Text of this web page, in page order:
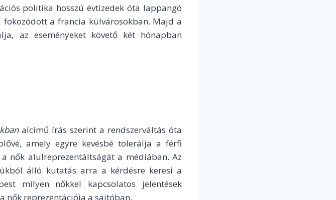
politika hosszú évtizedek óta lappangó
a francia külvárosokban. Majd a
az eseményeket követő két hónapban
alcímű írás szerint a rendszerváltás óta
amely egyre kevésbé tolerálja a férfi
nők alulreprezentáltságát a médiában. Az
álló kutatás arra a kérdésre keresi a
milyen nőkkel kapcsolatos jelentések
nők reprezentációja a sajtóban.